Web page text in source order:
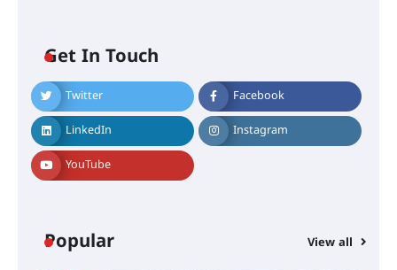
Get In Touch
Twitter Facebook
LinkedIn Instagram
YouTube
Popular View all
ഐ.ടി.യു. ബാങ്കിലെ
നിക്ഷേപകർക്ക് പണം തിരികെ
ലഭ്യമാക്കാൻ കേന്ദ്ര-കേരള
സർക്കാരുകൾ അടിയന്തരമായി
ഇടപെടണമെന്ന് ഐ.ടി.യു. ബാങ്ക്
നിക്ഷേപക സംരക്ഷണ സമിതി
ശക്തമായ കാറ്റിന് സാധ്യത –